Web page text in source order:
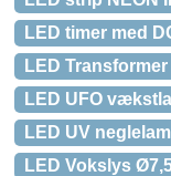
LED timer med
LED
LED UFO
LED UV
LED Vokslys